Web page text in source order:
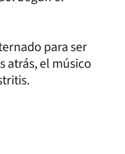
para ser
atrás, el músico